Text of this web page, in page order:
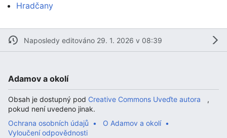
Hradčany
Naposledy editováno 29. 1. 2026 v 08:39
Adamov a okolí
Obsah je dostupný pod Creative Commons Uveďte autora
,
pokud není uvedeno jinak.
Ochrana osobních údajů
O Adamov a okolí
Vyloučení odpovědnosti